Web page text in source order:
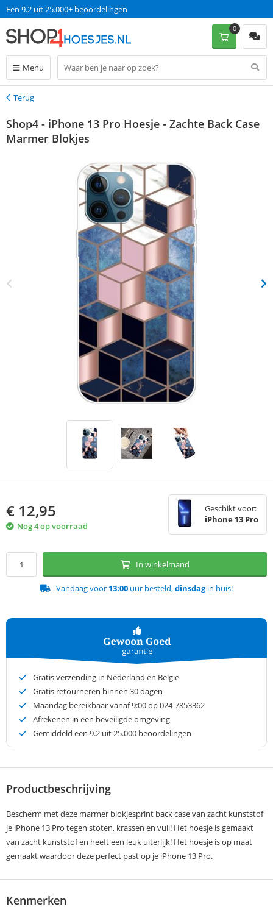
Een 9.2 uit 25.000+ beoordelingen
Menu
0
Terug
Terug
Shop4 - iPhone 13 Pro Hoesje - Zachte Back Case
Marmer Blokjes
€ 12,95
Nog 4 op voorraad
Geschikt voor:
iPhone 13 Pro
In winkelmand
Vandaag voor 13:00 uur besteld,dinsdagin huis!
Gratis verzending in Nederland en België
Gratis retourneren binnen 30 dagen
Maandag bereikbaar vanaf 9:00 op 024-7853362
Afrekenen in een beveiligde omgeving
Gemiddeld een 9.2 uit 25.000 beoordelingen
Productbeschrijving
Bescherm met deze marmer blokjesprint back case van zacht kunststof
je iPhone 13 Pro tegen stoten, krassen en vuil! Het hoesje is gemaakt
van zacht kunststof en heeft een leuk uiterlijk! Het hoesje is op maat
gemaakt waardoor deze perfect past op je iPhone 13 Pro.
Kenmerken